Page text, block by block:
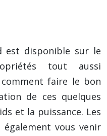
est disponible sur le
tout aussi
faire le bon
de ces quelques
et la puissance. Les
vous venir